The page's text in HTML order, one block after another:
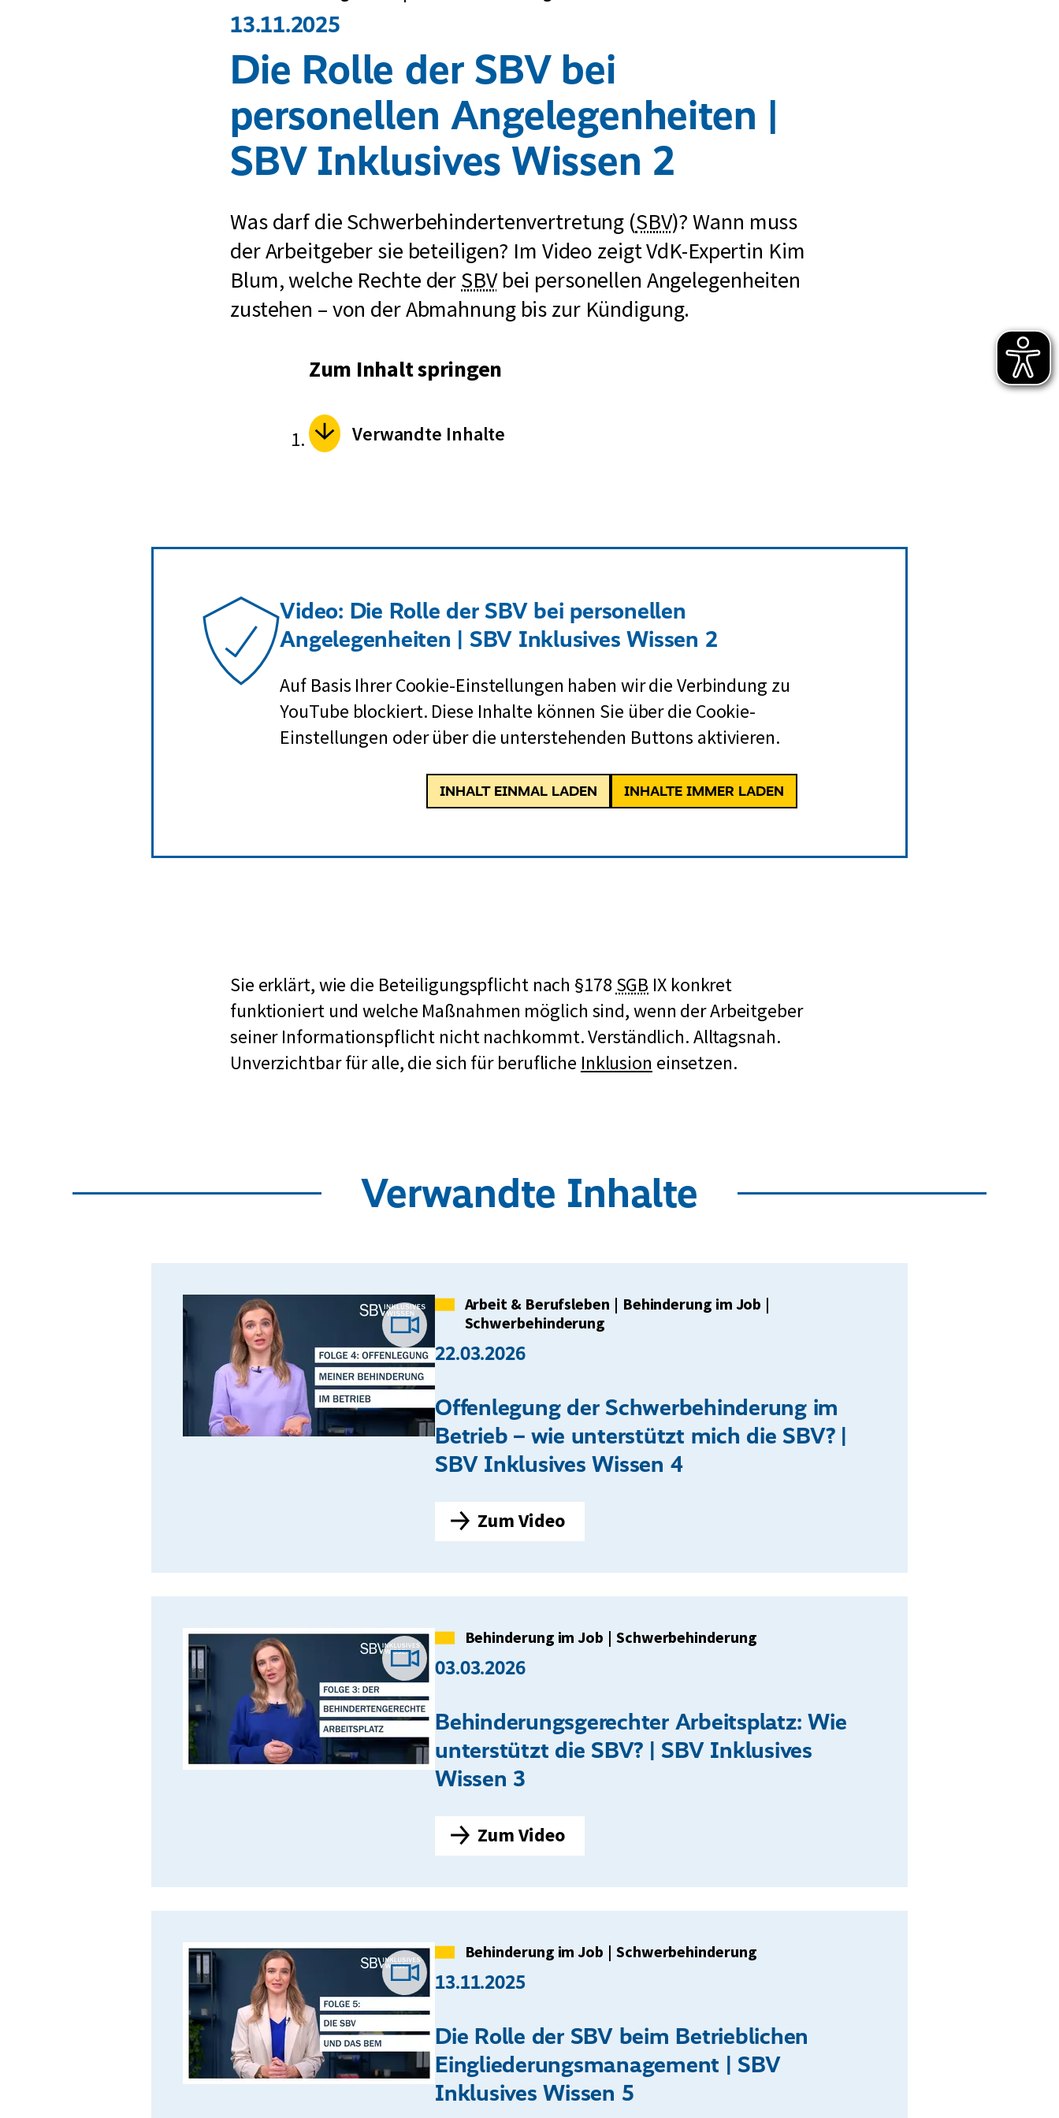
13.11.2025
Die Rolle der SBV bei
personellen Angelegenheiten |
SBV Inklusives Wissen 2
Was darf die Schwerbehindertenvertretung (SBVkurz
fürSchwerbehindertenvertretung
)? Wann muss
der Arbeitgeber sie beteiligen? Im Video zeigt VdK-Expertin Kim
Blum, welche Rechte derSBVkurz
fürSchwerbehindertenvertretung
bei personellen Angelegenheiten
zustehen – von der Abmahnung bis zur Kündigung.
Zum Inhalt springen
Verwandte Inhalte
Video: Die Rolle der SBV bei personellen
Angelegenheiten | SBV Inklusives Wissen 2
Auf Basis Ihrer Cookie-Einstellungen haben wir die Verbindung zu
YouTube blockiert. Diese Inhalte können Sie über die Cookie-
Einstellungen oder über die unterstehenden Buttons aktivieren.
INHALT EINMAL LADEN INHALTE IMMER LADEN
Sie erklärt, wie die Beteiligungspflicht nach §178 SGB k
u
r
z
o
a
l
e
t
b
IX konkret
funktioniert und welche Maßnahmen möglich sind, wenn der Arbeitgeber
seiner Informationspflicht nicht nachkommt. Verständlich. Alltagsnah.
Unverzichtbar für alle, die sich für berufliche Inklusion einsetzen.
Verwandte Inhalte
Video-
Beitrag
Kategorie
Arbeit & Berufsleben | Behinderung im Job |
Schwerbehinderung
22.03.2026
Offenlegung der Schwerbehinderung im
Betrieb – wie unterstützt mich die SBV? |
SBV Inklusives Wissen 4
Zum Video
O
n
l
g
u
n
g
e
r
S
c
w
e
b
e
h
Video-
Beitrag
Kategorie
Behinderung im Job | Schwerbehinderung
03.03.2026
Behinderungsgerechter Arbeitsplatz: Wie
unterstützt die SBV? | SBV Inklusives
Wissen 3
Zum Video
B
n
d
r
u
n
g
Video-
Beitrag
Kategorie
Behinderung im Job | Schwerbehinderung
13.11.2025
Die Rolle der SBV beim Betrieblichen
Eingliederungsmanagement | SBV
Inklusives Wissen 5